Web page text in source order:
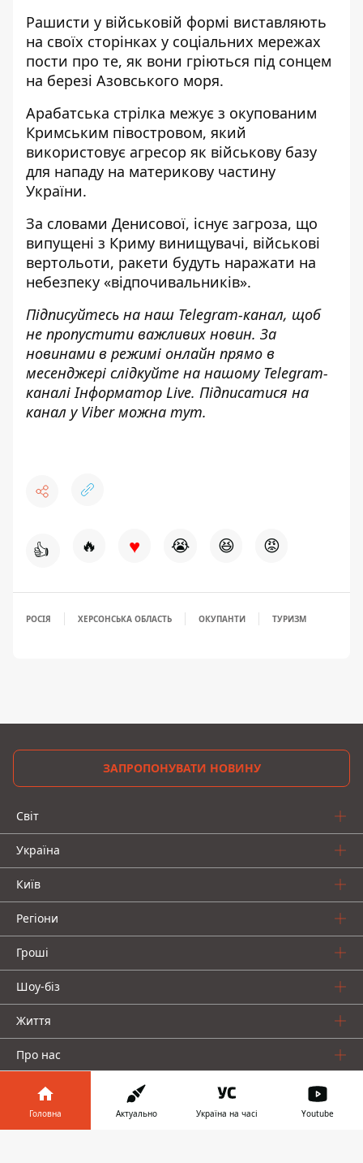
Рашисти у військовій формі виставляють
на своїх сторінках у соціальних мережах
пости про те, як вони гріються під сонцем
на березі Азовського моря.
Арабатська стрілка межує з окупованим
Кримським півостровом, який
використовує агресор як військову базу
для нападу на материкову частину
України.
За словами Денисової, існує загроза, що
випущені з Криму винищувачі, військові
вертольоти, ракети будуть наражати на
небезпеку «відпочивальників».
Підписуйтесь на наш Telegram-канал, щоб
не пропустити важливих новин. За
новинами в режимі онлайн прямо в
месенджері слідкуйте на нашому Telegram-
каналі Інформатор Live. Підписатися на
канал у Viber можна тут.
👍 🔥 ♥ 😭 😆 😡
РОСІЯ ХЕРСОНСЬКА ОБЛАСТЬ ОКУПАНТИ ТУРИЗМ
ЗАПРОПОНУВАТИ НОВИНУ
Світ
Україна
Київ
Регіони
Гроші
Шоу-біз
Життя
Про нас
Головна Актуально Україна на часі Youtube